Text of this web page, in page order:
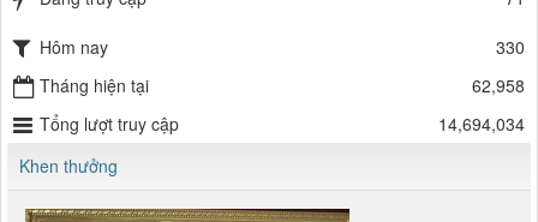
Hôm nay
330
Tháng hiện tại
62,958
Tổng lượt truy cập
14,694,034
Khen thưởng